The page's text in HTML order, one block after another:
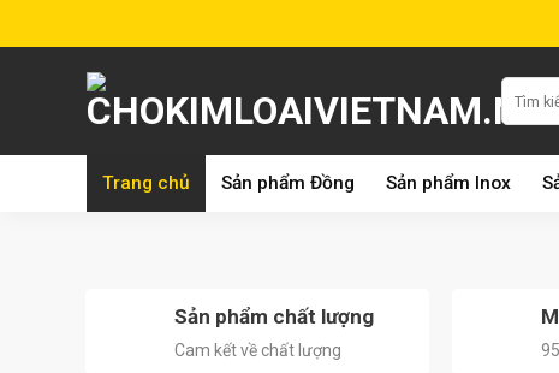
to
Tìm
kiếm:
Trang chủ Sản phẩm Đồng Sản phẩm Inox
Sản phẩm chất lượng
Cam kết về chất lượng